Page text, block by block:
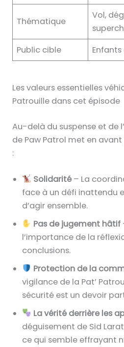
Thématique
Vol,
Public cible
Les valeurs essentielles
Patrouille dans cet épisode
Au-delà du suspense et de
de Paw Patrol met en
:
Solidarité– La
face à un défi inattendu
d’agir ensemble.
Pas de jugement hâtif
l’importance de la
conclusions.
Protection de la
vigilance de la Pat’
sécurité est un devoir
La vérité derrière les
déguisement de Sid
ce qui semble effrayant